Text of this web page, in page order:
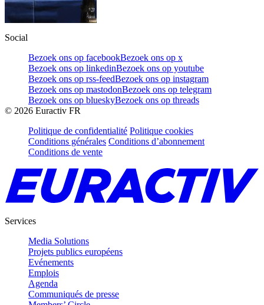
Social
Bezoek ons op facebookBezoek ons op x
Bezoek ons op linkedinBezoek ons op youtube
Bezoek ons op rss-feedBezoek ons op instagram
Bezoek ons op mastodonBezoek ons op telegram
Bezoek ons op blueskyBezoek ons op threads
© 2026 Euractiv FR
Politique de confidentialité Politique cookies
Conditions générales Conditions d’abonnement
Conditions de vente
Services
Media Solutions
Projets publics européens
Evénements
Emplois
Agenda
Communiqués de presse